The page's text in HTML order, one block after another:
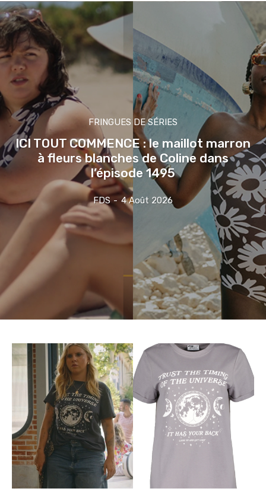
FRINGUES DE SÉRIES
ICI TOUT COMMENCE : le maillot marron
à fleurs blanches de Coline dans
l’épisode 1495
FDS - 4 Août 2026